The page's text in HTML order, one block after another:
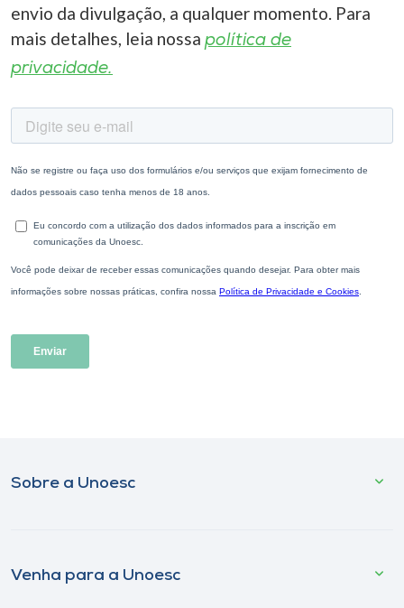
envio da divulgação, a qualquer momento. Para
mais detalhes, leia nossa política de
privacidade.
Sobre a Unoesc
Venha para a Unoesc